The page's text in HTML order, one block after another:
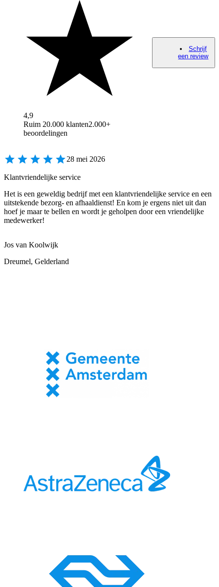
4,9
Ruim 20.000 klanten2.000+
beoordelingen
Schrijf
een review
28 mei 2026
Klantvriendelijke service
Het is een geweldig bedrijf met een klantvriendelijke service en een
uitstekende bezorg- en afhaaldienst! En kom je ergens niet uit dan
hoef je maar te bellen en wordt je geholpen door een vriendelijke
medewerker!
Jos van Koolwijk
Dreumel, Gelderland